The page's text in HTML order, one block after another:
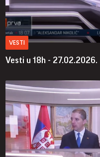
VESTI
Vesti u 18h - 27.02.2026.